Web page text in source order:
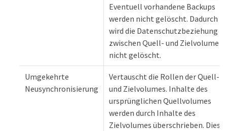
Eventuell vorhandene Backups
werden nicht gelöscht. Dadurch
wird die Datenschutzbeziehung
zwischen Quell- und Zielvolume
nicht gelöscht.
Umgekehrte
Neusynchronisierung
Vertauscht die Rollen der Quell-
und Zielvolumes. Inhalte des
ursprünglichen Quellvolumes
werden durch Inhalte des
Zielvolumes überschrieben. Dies